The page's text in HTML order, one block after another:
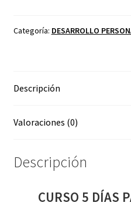
UNA
VALLEY
Categoría: DESARROLLO
Descripción
Valoraciones (0)
Descripción
CURSO 5 DÍAS